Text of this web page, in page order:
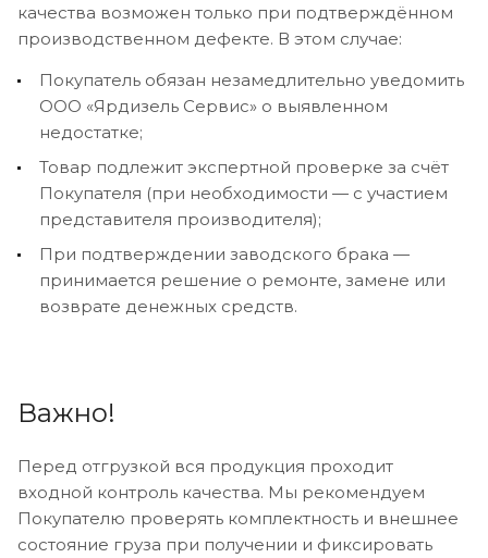
качества возможен только при подтверждённом
производственном дефекте. В этом случае:
Покупатель обязан незамедлительно уведомить
ООО «Ярдизель Сервис» о выявленном
недостатке;
Товар подлежит экспертной проверке за счёт
Покупателя (при необходимости — с участием
представителя производителя);
При подтверждении заводского брака —
принимается решение о ремонте, замене или
возврате денежных средств.
Важно!
Перед отгрузкой вся продукция проходит
входной контроль качества. Мы рекомендуем
Покупателю проверять комплектность и внешнее
состояние груза при получении и фиксировать